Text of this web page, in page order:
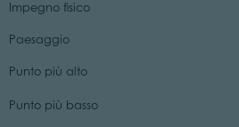
Impegno fisico
Paesaggio
Punto più alto
Punto più basso